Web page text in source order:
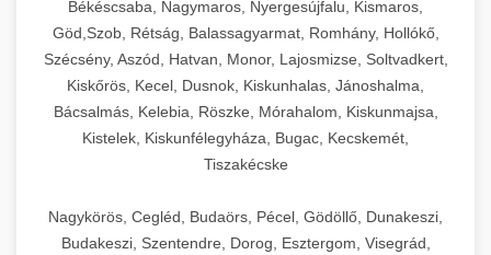
Békéscsaba, Nagymaros, Nyergesújfalu, Kismaros,
Göd,Szob, Rétság, Balassagyarmat, Romhány, Hollókő,
Szécsény, Aszód, Hatvan, Monor, Lajosmizse, Soltvadkert,
Kiskőrös, Kecel, Dusnok, Kiskunhalas, Jánoshalma,
Bácsalmás, Kelebia, Röszke, Mórahalom, Kiskunmajsa,
Kistelek, Kiskunfélegyháza, Bugac, Kecskemét,
Tiszakécske
Nagykörös, Cegléd, Budaörs, Pécel, Gödöllő, Dunakeszi,
Budakeszi, Szentendre, Dorog, Esztergom, Visegrád,